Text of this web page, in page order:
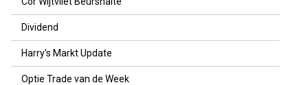
Dividend
Harry's Markt Update
Optie Trade van de Week